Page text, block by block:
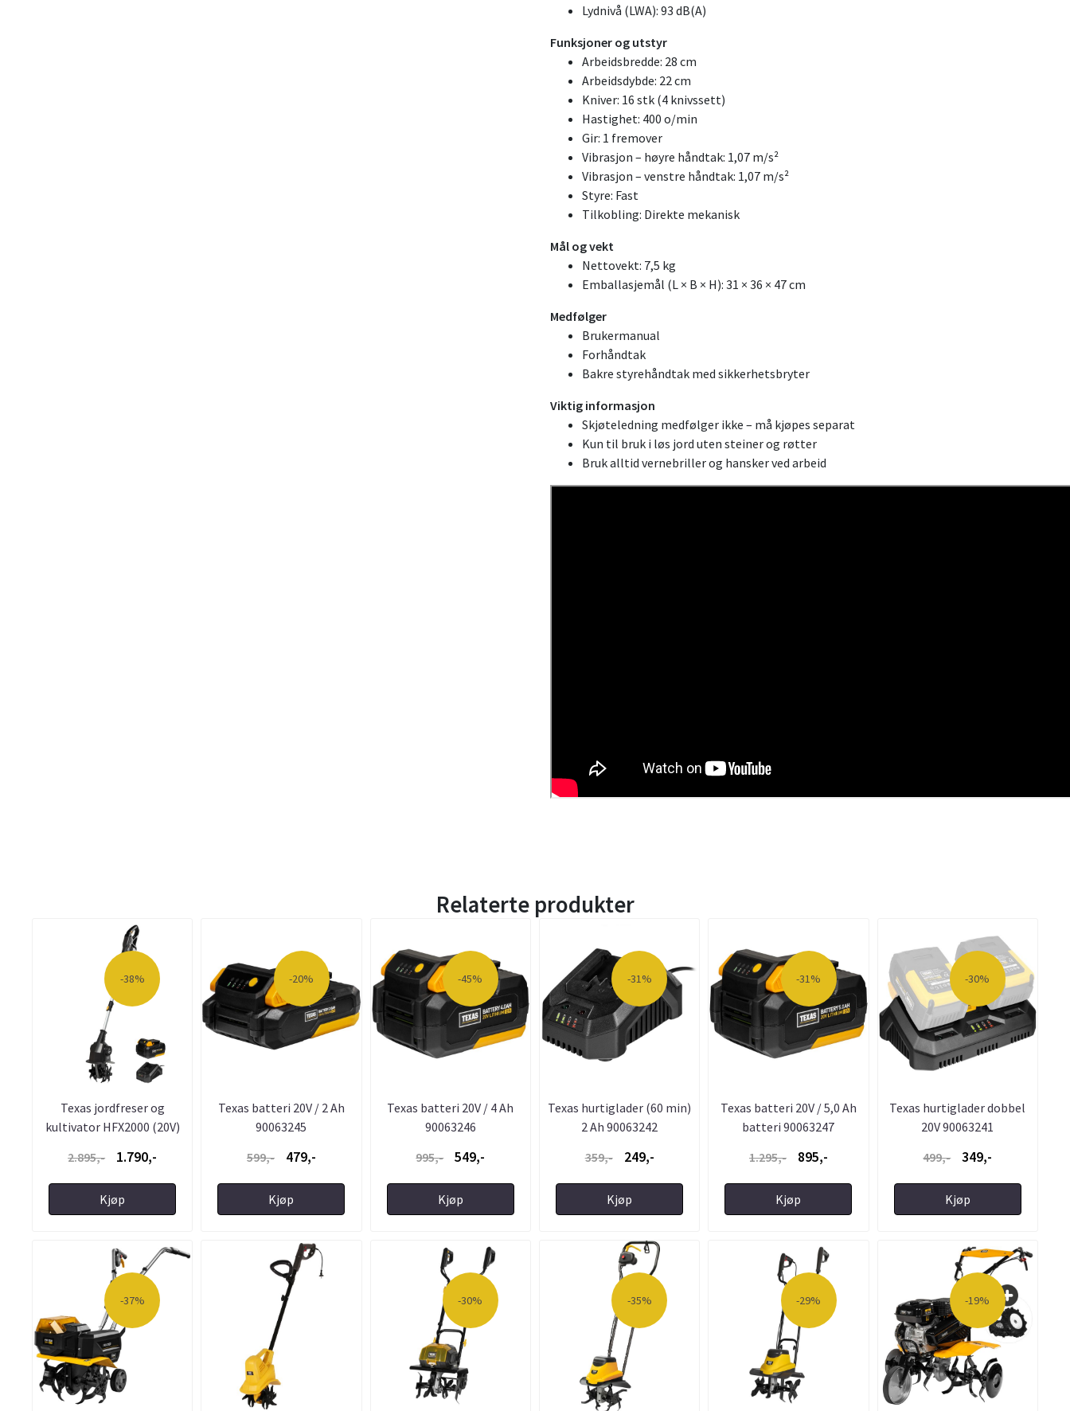
Lydnivå (LWA): 93 dB(A)
Funksjoner og utstyr
Arbeidsbredde: 28 cm
Arbeidsdybde: 22 cm
Kniver: 16 stk (4 knivssett)
Hastighet: 400 o/min
Gir: 1 fremover
Vibrasjon – høyre håndtak: 1,07 m/s²
Vibrasjon – venstre håndtak: 1,07 m/s²
Styre: Fast
Tilkobling: Direkte mekanisk
Mål og vekt
Nettovekt: 7,5 kg
Emballasjemål (L × B × H): 31 × 36 × 47 cm
Medfølger
Brukermanual
Forhåndtak
Bakre styrehåndtak med sikkerhetsbryter
Viktig informasjon
Skjøteledning medfølger ikke – må kjøpes separat
Kun til bruk i løs jord uten steiner og røtter
Bruk alltid vernebriller og hansker ved arbeid
Relaterte produkter
-38%
Texas jordfreser og
kultivator HFX2000 (20V)
2.895,- 1.790,-
Kjøp
-20%
Texas batteri 20V / 2 Ah
90063245
599,-
479,-
Kjøp
-45%
Texas batteri 20V / 4 Ah
90063246
995,-
549,-
Kjøp
-31%
Texas hurtiglader (60 min)
2 Ah 90063242
359,-
249,-
Kjøp
-31%
Texas batteri 20V / 5,0 Ah
batteri 90063247
1.295,-
895,-
Kjøp
-30%
Texas hurtiglader dobbel
20V 90063241
499,-
349,-
Kjøp
-37% -30% -35% -29% -19%